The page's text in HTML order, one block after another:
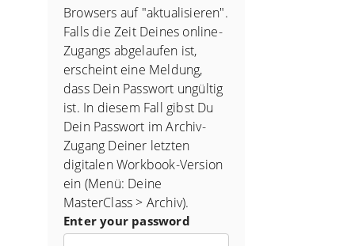
Browsers auf "aktualisieren".
Falls die Zeit Deines online-
Zugangs abgelaufen ist,
erscheint eine Meldung,
dass Dein Passwort ungültig
ist. In diesem Fall gibst Du
Dein Passwort im Archiv-
Zugang Deiner letzten
digitalen Workbook-Version
ein (Menü: Deine
MasterClass > Archiv).
Enter your password